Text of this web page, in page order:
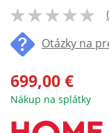
% of100
Otázky na
699,00 €
Nákup na splátky